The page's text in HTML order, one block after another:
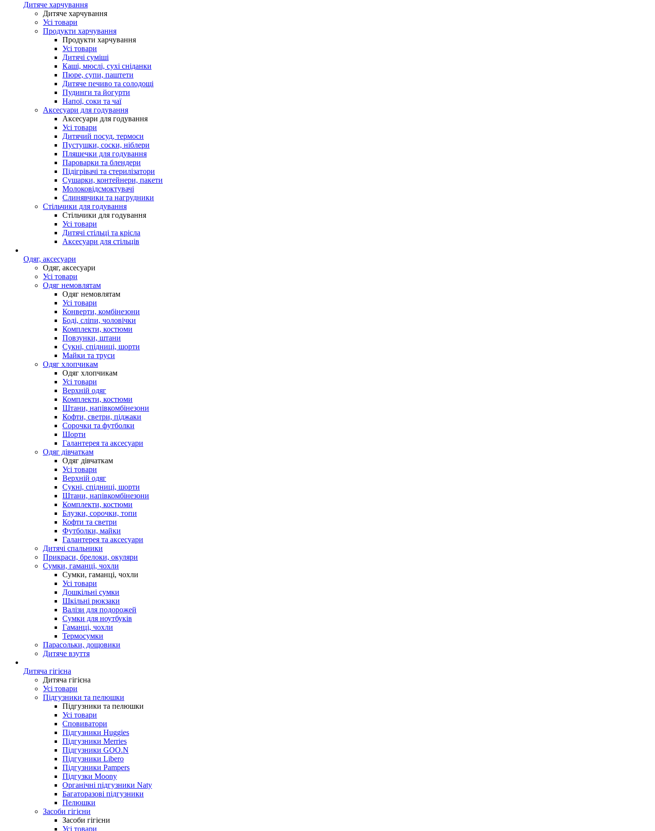
Дитяче харчування
Дитяче харчування
Усі товари
Продукти харчування
Продукти харчування
Усі товари
Дитячі суміші
Каші, мюслі, сухі сніданки
Пюре, супи, паштети
Дитяче печиво та солодощі
Пудинги та йогурти
Напої, соки та чаї
Аксесуари для годування
Аксесуари для годування
Усі товари
Дитячий посуд, термоси
Пустушки, соски, ніблери
Пляшечки для годування
Пароварки та блендери
Підігрівачі та стерилізатори
Сушарки, контейнери, пакети
Молоковідсмоктувачі
Слинявчики та нагрудники
Стільчики для годування
Стільчики для годування
Усі товари
Дитячі стільці та крісла
Аксесуари для стільців
Одяг, аксесуари
Одяг, аксесуари
Усі товари
Одяг немовлятам
Одяг немовлятам
Усі товари
Конверти, комбінезони
Боді, сліпи, чоловічки
Комплекти, костюми
Повзунки, штани
Сукні, спідниці, шорти
Майки та труси
Одяг хлопчикам
Одяг хлопчикам
Усі товари
Верхній одяг
Комплекти, костюми
Штани, напівкомбінезони
Кофти, светри, піджаки
Сорочки та футболки
Шорти
Галантерея та аксесуари
Одяг дівчаткам
Одяг дівчаткам
Усі товари
Верхній одяг
Сукні, спідниці, шорти
Штани, напівкомбінезони
Комплекти, костюми
Блузки, сорочки, топи
Кофти та светри
Футболки, майки
Галантерея та аксесуари
Дитячі спальники
Прикраси, брелоки, окуляри
Сумки, гаманці, чохли
Сумки, гаманці, чохли
Усі товари
Дошкільні сумки
Шкільні рюкзаки
Валізи для подорожей
Сумки для ноутбуків
Гаманці, чохли
Термосумки
Парасольки, дощовики
Дитяче взуття
Дитяча гігієна
Дитяча гігієна
Усі товари
Підгузники та пелюшки
Підгузники та пелюшки
Усі товари
Сповиватори
Підгузники Huggies
Підгузники Merries
Підгузники GOO.N
Підгузники Libero
Підгузники Pampers
Підгузки Moony
Органічні підгузники Naty
Багаторазові підгузники
Пелюшки
Засоби гігієни
Засоби гігієни
Усі товари